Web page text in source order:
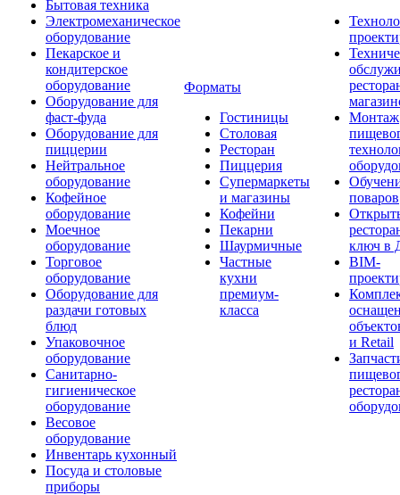
Бытовая техника
Электромеханическое
оборудование
Пекарское и
кондитерское
оборудование
Оборудование для
фаст-фуда
Оборудование для
пиццерии
Нейтральное
оборудование
Кофейное
оборудование
Моечное
оборудование
Торговое
оборудование
Оборудование для
раздачи готовых
блюд
Упаковочное
оборудование
Санитарно-
гигиеническое
оборудование
Весовое
оборудование
Инвентарь кухонный
Посуда и столовые
приборы
Форматы
Гостиницы
Столовая
Ресторан
Пиццерия
Супермаркеты
и магазины
Кофейни
Пекарни
Шаурмичные
Частные
кухни
премиум-
класса
Монтаж
поваров
ключ в
BIM-
и Retail